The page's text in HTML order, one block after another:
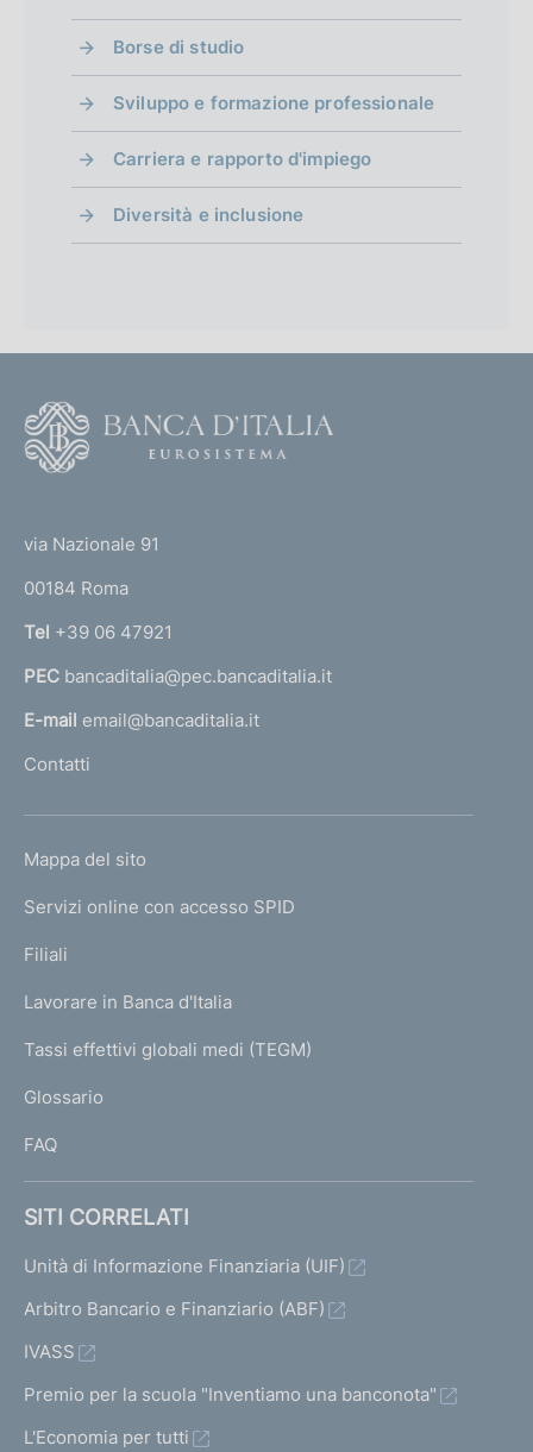
Borse di studio
Sviluppo e formazione professionale
Carriera e rapporto d'impiego
Diversità e inclusione
r
n
a
l
'
m
e
a
g
via Nazionale 91
00184 Roma
Tel +39 06 47921
PEC bancaditalia@pec.bancaditalia.it
E-mail email@bancaditalia.it
Contatti
L
N
K
T
I
I
Mappa del sito
Servizi online con accesso SPID
Filiali
Lavorare in Banca d'Italia
Tassi effettivi globali medi (TEGM)
Glossario
FAQ
SITI CORRELATI
Unità di Informazione Finanziaria (UIF)
Arbitro Bancario e Finanziario (ABF)
IVASS
Premio per la scuola "Inventiamo una banconota"
L'Economia per tutti